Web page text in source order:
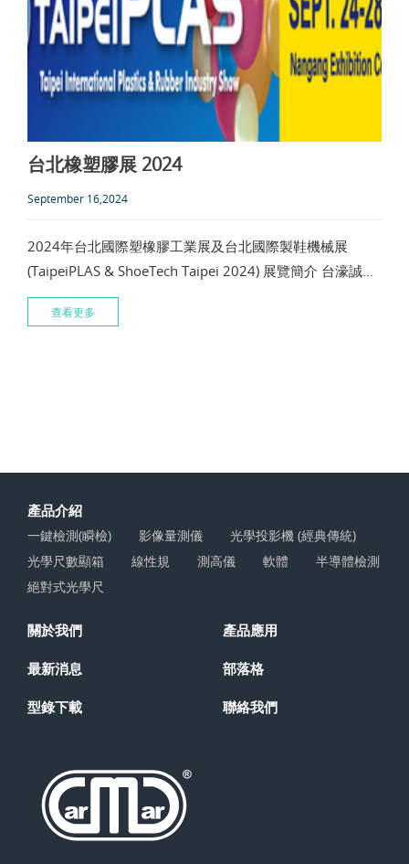
台北橡塑膠展 2024
September 16,2024
2024年台北國際塑橡膠工業展及台北國際製鞋機械展
(TaipeiPLAS & ShoeTech Taipei 2024) 展覽簡介 台濠誠摯
地邀請您參加2024年台北國際塑橡膠工業展及台北國際製
鞋機查看更多
產品介紹
一鍵檢測(瞬檢) 影像量測儀
光學投影機 (經典傳統)
光學尺數顯箱
線性規 測高儀 軟體
半導體檢測
絕對式光學尺
關於我們 產品應用
最新消息 部落格
型錄下載 聯絡我們